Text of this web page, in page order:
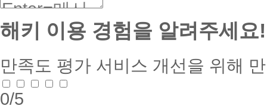
해키 이용 경험을 알려주세요!
만족도 평가 서비스 개선을 위해
0/5